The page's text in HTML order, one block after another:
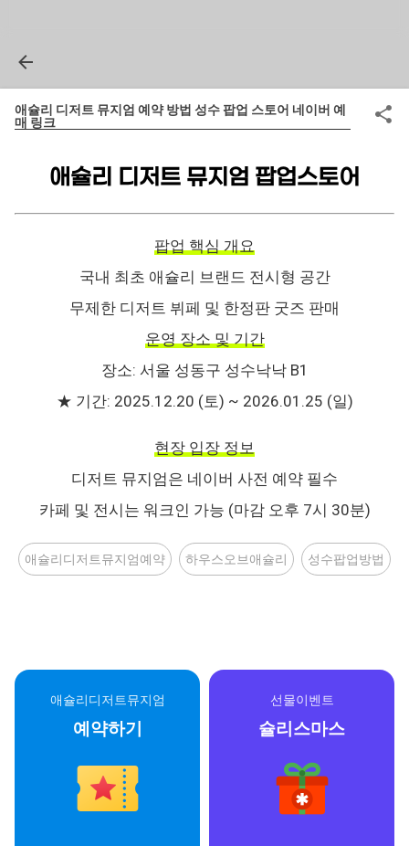
애슐리 디저트 뮤지엄 예약 방법 성수 팝업 스토어 네이버 예
매 링크
애슐리 디저트 뮤지엄 팝업스토어
팝업 핵심 개요
국내 최초 애슐리 브랜드 전시형 공간
무제한 디저트 뷔페 및 한정판 굿즈 판매
운영 장소 및 기간
장소: 서울 성동구 성수낙낙 B1
★ 기간: 2025.12.20 (토) ~ 2026.01.25 (일)
현장 입장 정보
디저트 뮤지엄은 네이버 사전 예약 필수
카페 및 전시는 워크인 가능 (마감 오후 7시 30분)
애슐리디저트뮤지엄예약 하우스오브애슐리 성수팝업방법
애슐리디저트뮤지엄
예약하기
선물이벤트
슐리스마스